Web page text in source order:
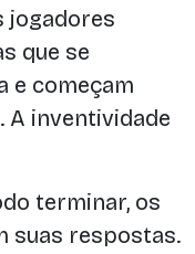
jogadores
que se
e começam
A inventividade
terminar, os
suas respostas.